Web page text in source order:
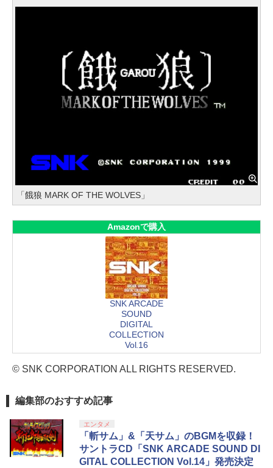
「餓狼 MARK OF THE WOLVES」
Amazonで購入
SNK ARCADE
SOUND
DIGITAL
COLLECTION
Vol.16
© SNK CORPORATION ALL RIGHTS RESERVED.
編集部のおすすめ記事
エンタメ
「斬サム」&「天サム」のBGMを収録！
サントラCD「SNK ARCADE SOUND DI
GITAL COLLECTION Vol.14」発売決定